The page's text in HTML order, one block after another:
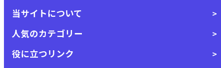
当サイトについて
人気のカテゴリー
役に立つリンク